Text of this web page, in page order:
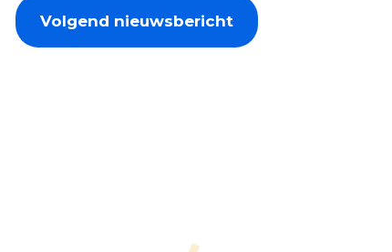
Volgend nieuwsbericht